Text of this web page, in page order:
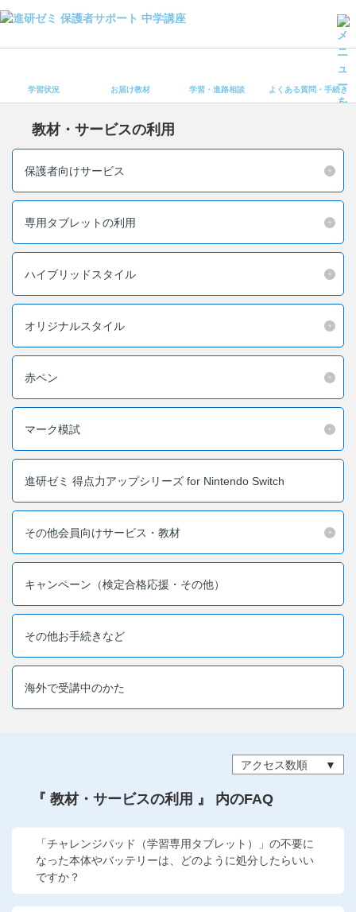
学習・進路相談
受講ルール
登録情報の変更・各種お手続き
会員ページへログイン
お客様サポート(手続き・照会)
カテゴリーから探す
お問い合わせ窓口
他の講座のよくある質問・手続きはこちら
進研ゼミ 小学講座
進研ゼミ 中学講座 中高一貫
進研ゼミ 高校講座
学習状況 お届け教材 学習・進路相談 よくある質問・手続き
教材・サービスの利用
保護者向けサービス
専用タブレットの利用
ハイブリッドスタイル
オリジナルスタイル
赤ペン
マーク模試
進研ゼミ 得点力アップシリーズ for Nintendo Switch
その他会員向けサービス・教材
キャンペーン（検定合格応援・その他）
その他お手続きなど
海外で受講中のかた
アクセス数順
『 教材・サービスの利用 』 内のFAQ
「チャレンジパッド（学習専用タブレット）」の不要に
なった本体やバッテリーは、どのように処分したらいい
ですか？